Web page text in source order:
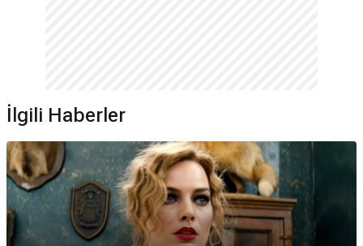
İlgili Haberler